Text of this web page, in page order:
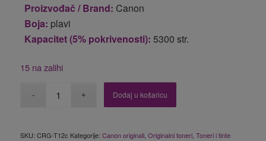
Proizvođač / Brand: Canon
Boja: plavi
Kapacitet (5% pokrivenosti): 5300 str.
15 na zalihi
Dodaj u košaricu
SKU: CRG-T12c Kategorije: Canon originali, Originalni toneri, Toneri i tinte